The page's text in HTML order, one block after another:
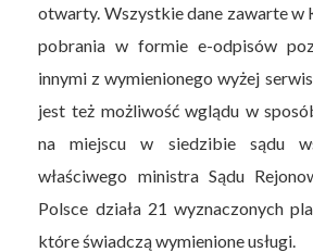
otwarty. Wszystkie dane zawarte w
pobrania w formie e-odpisów
innymi z wymienionego wyżej
jest też możliwość wglądu w
na miejscu w siedzibie sądu
właściwego ministra Sądu
Polsce działa 21 wyznaczonych
które świadczą wymienione usługi.